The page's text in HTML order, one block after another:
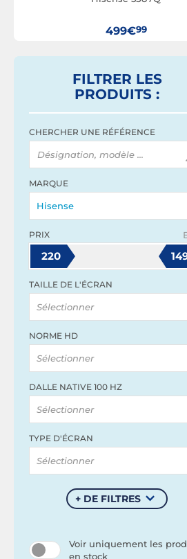
499€99
FILTRER LES
PRODUITS :
CHERCHER UNE RÉFÉRENCE
MARQUE
Hisense
PRIX
220
TAILLE DE L'ÉCRAN
Sélectionner
NORME HD
Sélectionner
DALLE NATIVE 100 HZ
Sélectionner
TYPE D'ÉCRAN
Sélectionner
+ DE FILTRES
Voir uniquement les
en stock